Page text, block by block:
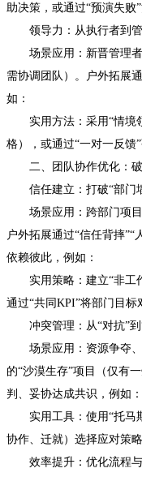
助决策，或通过“预演失败
领导力：从执行者到管
场景应用：新晋管理者
需协调团队）。户外拓展
如：
实用方法：采用“情境
格），或通过“一对一反馈”
二、团队协作优化：破
信任建立：打破“部门
场景应用：跨部门项目
户外拓展通过“信任背摔
依赖彼此，例如：
实用策略：建立“非工
通过“共同KPI”将部门目标
冲突管理：从“对抗”到
场景应用：资源争夺、
的“沙漠生存”项目（仅有
判、妥协达成共识，例如：
实用工具：使用“托马斯
协作、迁就）选择应对策
效率提升：优化流程与